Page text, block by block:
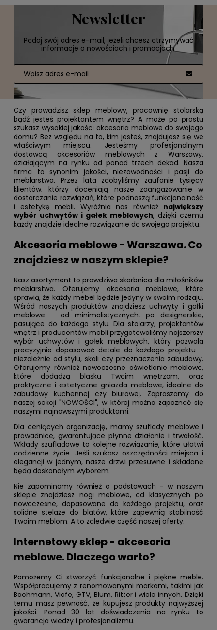
Newsletter
Podaj swój adres e-mail, jeżeli chcesz otrzymywać
informacje o nowościach i promocjach.
Czy prowadzisz sklep meblowy, pracownię stolarską
bądź jesteś projektantem wnętrz? A może po prostu
szukasz wysokiej jakości akcesoria meblowe do swojego
domu? Bez względu na to, kim jesteś, znajdujesz się we
właściwym miejscu. Jesteśmy profesjonalnym
dostawcą akcesoriów meblowych z Warszawy,
działającym na rynku od ponad trzech dekad. Nasza
firma to synonim jakości, niezawodności i pasji do
meblarstwa. Przez lata zdobyliśmy zaufanie tysięcy
klientów, którzy doceniają nasze zaangażowanie w
dostarczanie rozwiązań, które podnoszą funkcjonalność
i estetykę mebli. Wyróżnia nas również największy
wybór uchwytów i gałek meblowych, dzięki czemu
każdy znajdzie idealne rozwiązanie do swojego projektu.
Akcesoria meblowe - Warszawa. Co
znajdziesz w naszym sklepie?
Nasz asortyment to prawdziwa skarbnica dla miłośników
meblarstwa. Oferujemy akcesoria meblowe, które
sprawią, że każdy mebel będzie jedyny w swoim rodzaju.
Wśród naszych produktów znajdziesz uchwyty i gałki
meblowe - od minimalistycznych, po designerskie,
pasujące do każdego stylu. Dla stolarzy, projektantów
wnętrz i producentów mebli przygotowaliśmy najszerszy
wybór uchwytów i gałek meblowych, który pozwala
precyzyjnie dopasować detale do każdego projektu –
niezależnie od stylu, skali czy przeznaczenia zabudowy.
Oferujemy również nowoczesne oświetlenie meblowe,
które dodadzą blasku Twoim wnętrzom, oraz
praktyczne i estetyczne gniazda meblowe, idealne do
zabudowy kuchennej czy biurowej. Zapraszamy do
naszej sekcji "NOWOŚCI", w której można zapoznać się
naszymi najnowszymi produktami.
Dla ceniących organizację, mamy szuflady meblowe i
prowadnice, gwarantujące płynne działanie i trwałość.
Wkłady szufladowe to kolejne rozwiązanie, które ułatwi
codzienne życie. Jeśli szukasz oszczędności miejsca i
elegancji w jednym, nasze drzwi przesuwne i składane
będą doskonałym wyborem.
Nie zapominamy również o podstawach - w naszym
sklepie znajdziesz nogi meblowe, od klasycznych po
nowoczesne, dopasowane do każdego projektu, oraz
solidne stelaże do blatów, które zapewnią stabilność
Twoim meblom. A to zaledwie część naszej oferty.
Internetowy sklep - akcesoria
meblowe. Dlaczego warto?
Pomożemy Ci stworzyć funkcjonalne i piękne meble.
Współpracujemy z renomowanymi markami, takimi jak
Bachmann, Viefe, GTV, Blum, Ritter i wiele innych. Dzięki
temu masz pewność, że kupujesz produkty najwyższej
jakości. Ponad 30 lat doświadczenia na rynku to
gwarancja wiedzy i profesjonalizmu.